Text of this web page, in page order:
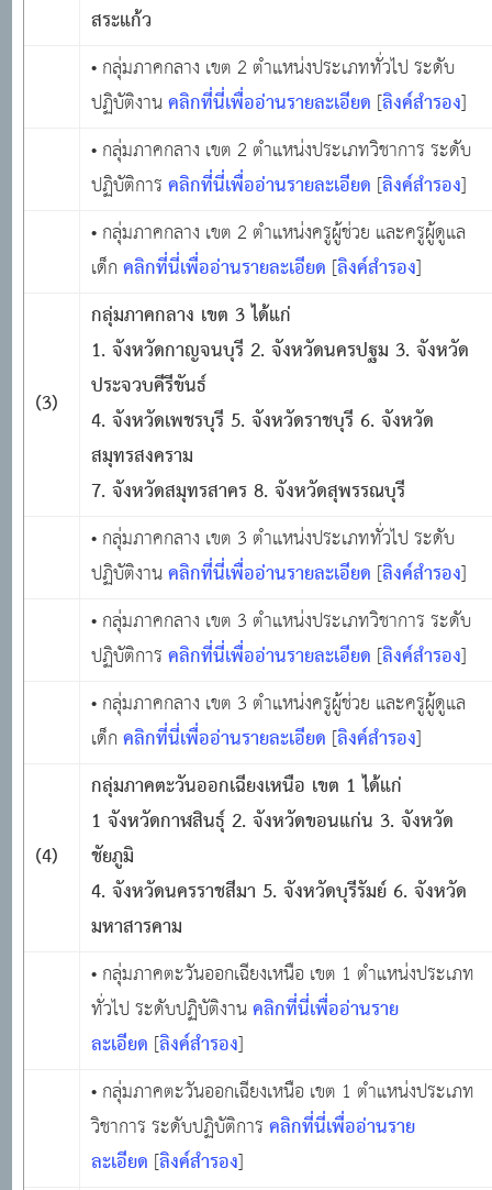
สระแก้ว
• กลุ่มภาคกลาง เขต 2 ตำแหน่งประเภททั่วไป ระดับ
ปฏิบัติงานคลิกที่นี่เพื่ออ่านรายละเอียด [ลิงค์สำรอง]
• กลุ่มภาคกลาง เขต 2 ตำแหน่งประเภทวิชาการ ระดับ
ปฏิบัติการคลิกที่นี่เพื่ออ่านรายละเอียด [ลิงค์สำรอง]
• กลุ่มภาคกลาง เขต 2 ตำแหน่งครูผู้ช่วย และครูผู้ดูแล
เด็กคลิกที่นี่เพื่ออ่านรายละเอียด [ลิงค์สำรอง]
(3)
กลุ่มภาคกลาง เขต 3 ได้แก่
1. จังหวัดกาญจนบุรี 2. จังหวัดนครปฐม 3. จังหวัด
ประจวบคีรีขันธ์
4. จังหวัดเพชรบุรี 5. จังหวัดราชบุรี 6. จังหวัด
สมุทรสงคราม
7. จังหวัดสมุทรสาคร 8. จังหวัดสุพรรณบุรี
• กลุ่มภาคกลาง เขต 3 ตำแหน่งประเภททั่วไป ระดับ
ปฏิบัติงานคลิกที่นี่เพื่ออ่านรายละเอียด [ลิงค์สำรอง]
• กลุ่มภาคกลาง เขต 3 ตำแหน่งประเภทวิชาการ ระดับ
ปฏิบัติการคลิกที่นี่เพื่ออ่านรายละเอียด [ลิงค์สำรอง]
• กลุ่มภาคกลาง เขต 3 ตำแหน่งครูผู้ช่วย และครูผู้ดูแล
เด็กคลิกที่นี่เพื่ออ่านรายละเอียด [ลิงค์สำรอง]
(4)
กลุ่มภาคตะวันออกเฉียงเหนือ เขต 1 ได้แก่
1 จังหวัดกาฬสินธุ์ 2. จังหวัดขอนแก่น 3. จังหวัด
ชัยภูมิ
4. จังหวัดนครราชสีมา 5. จังหวัดบุรีรัมย์ 6. จังหวัด
มหาสารคาม
• กลุ่มภาคตะวันออกเฉียงเหนือ เขต 1 ตำแหน่งประเภท
ทั่วไป ระดับปฏิบัติงานคลิกที่นี่เพื่ออ่านราย
ละเอียด [ลิงค์สำรอง]
• กลุ่มภาคตะวันออกเฉียงเหนือ เขต 1 ตำแหน่งประเภท
วิชาการ ระดับปฏิบัติการคลิกที่นี่เพื่ออ่านราย
ละเอียด [ลิงค์สำรอง]